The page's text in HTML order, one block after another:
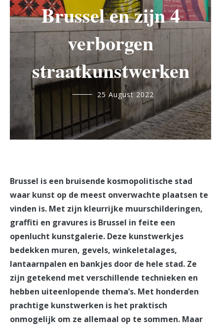
Brussel en zijn 4
verborgen
straatkunstwerken
nabil.mouhout@student.ehb.be
25 August 2022
Brussel is een bruisende kosmopolitische stad
waar kunst op de meest onverwachte plaatsen te
vinden is. Met zijn kleurrijke muurschilderingen,
graffiti en gravures is Brussel in feite een
openlucht kunstgalerie. Deze kunstwerkjes
bedekken muren, gevels, winkeletalages,
lantaarnpalen en bankjes door de hele stad. Ze
zijn getekend met verschillende technieken en
hebben uiteenlopende thema’s. Met honderden
prachtige kunstwerken is het praktisch
onmogelijk om ze allemaal op te sommen. Maar